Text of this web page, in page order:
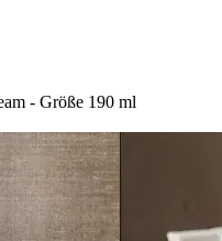
- Größe 190 ml